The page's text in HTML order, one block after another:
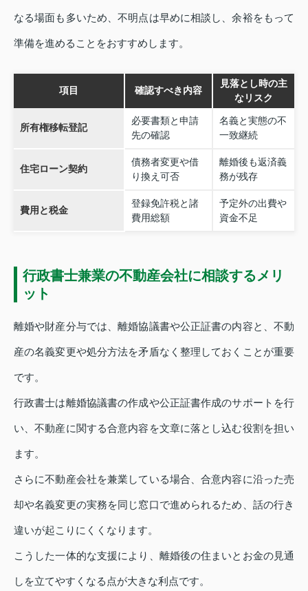
なる場面も多いため、不明点は早めに相談し、余裕をもって
準備を進めることをおすすめします。
項目 確認すべき内容
見落とし時の主
なリスク
所有権移転登記
必要書類と申請
先の確認
名義と実態の不
一致継続
住宅ローン契約
債務者変更や借
り換え可否
離婚後も返済義
務が残存
費用と税金
登録免許税と諸
費用総額
予定外の出費や
資金不足
行政書士兼業の不動産会社に相談するメリ
ット
離婚や財産分与では、離婚協議書や公正証書の内容と、不動
産の名義変更や処分方法を矛盾なく整理しておくことが重要
です。
行政書士は離婚協議書の作成や公正証書作成のサポートを行
い、不動産に関する合意内容を文章に落とし込む役割を担い
ます。
さらに不動産会社を兼業している場合、合意内容に沿った売
却や名義変更の実務を同じ窓口で進められるため、話の行き
違いが起こりにくくなります。
こうした一体的な支援により、離婚後の住まいとお金の見通
しを立てやすくなる点が大きな利点です。